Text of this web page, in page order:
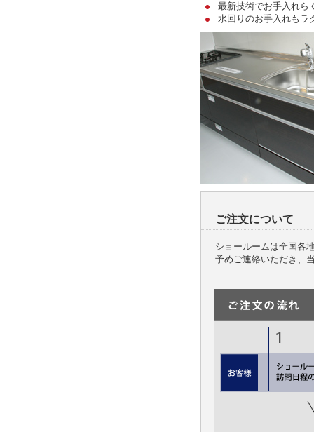
最新技術でお手入れら
水回りのお手入れもラ
ご注文について
ショールームは全国各
予めご連絡いただき、